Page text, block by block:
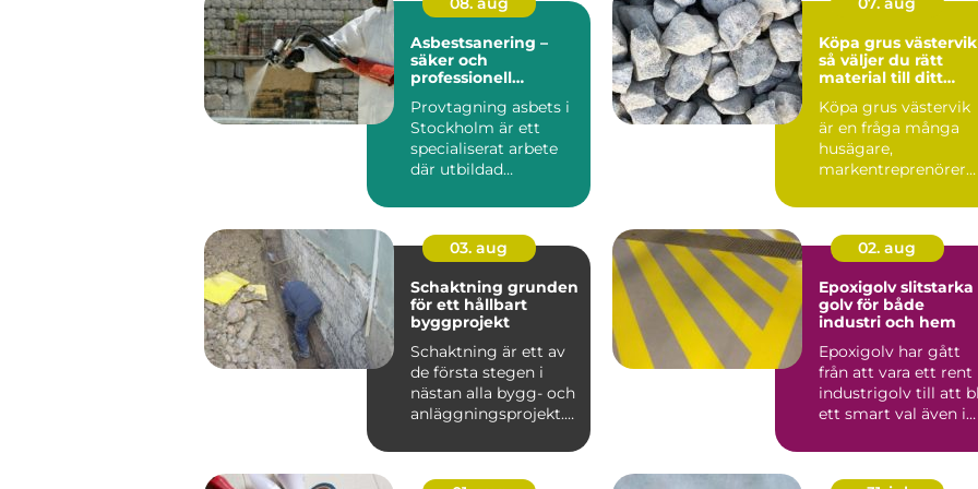
Asbestsanering –
säker och
professionell
Provtagning asbets i
Stockholm är ett
specialiserat arbete
där utbildad
Köpa grus västervik
så väljer du rätt
material till ditt
Köpa grus västervik
är en fråga många
husägare,
markentreprenörer
kusttrakten ...
03. aug
Schaktning grunden
för ett hållbart
byggprojekt
Schaktning är ett av
de första stegen i
nästan alla bygg- och
anläggningsprojekt.
02. aug
Epoxigolv slitstarka
golv för både
industri och hem
Epoxigolv har gått
från att vara ett rent
industrigolv till att
ett smart val även i